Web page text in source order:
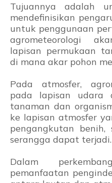
Tujuannya adalah
mendefinisikan
untuk penggunaan
agrometeorologi
lapisan permukaan
di mana akar pohon
Pada atmosfer,
pada lapisan
tanaman dan
ke lapisan atmosfer
pengangkutan benih,
serangga dapat terjadi.
Dalam
pemanfaatan